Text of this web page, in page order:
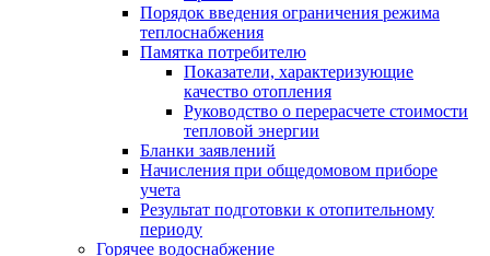
Порядок введения ограничения режима
теплоснабжения
Памятка потребителю
Показатели, характеризующие
качество отопления
Руководство о перерасчете стоимости
тепловой энергии
Бланки заявлений
Начисления при общедомовом приборе
учета
Результат подготовки к отопительному
периоду
Горячее водоснабжение